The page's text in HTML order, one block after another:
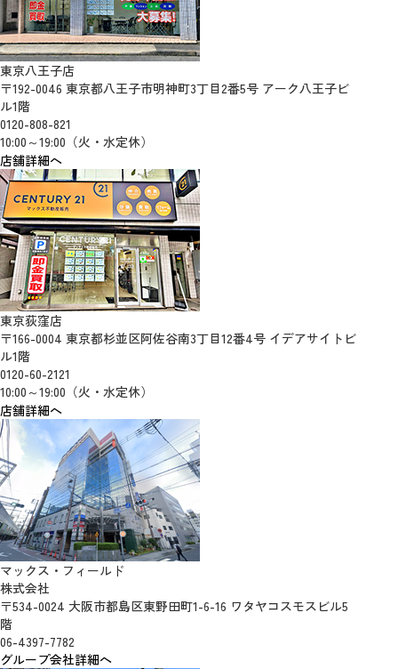
東京八王子店
〒192-0046 東京都八王子市明神町3丁目2番5号 アーク八王子ビ
ル1階
0120-808-821
10:00～19:00（火・水定休）
店舗詳細へ
東京荻窪店
〒166-0004 東京都杉並区阿佐谷南3丁目12番4号 イデアサイトビ
ル1階
0120-60-2121
10:00～19:00（火・水定休）
店舗詳細へ
マックス・フィールド
株式会社
〒534-0024 大阪市都島区東野田町1-6-16 ワタヤコスモスビル5
階
06-4397-7782
グループ会社詳細へ